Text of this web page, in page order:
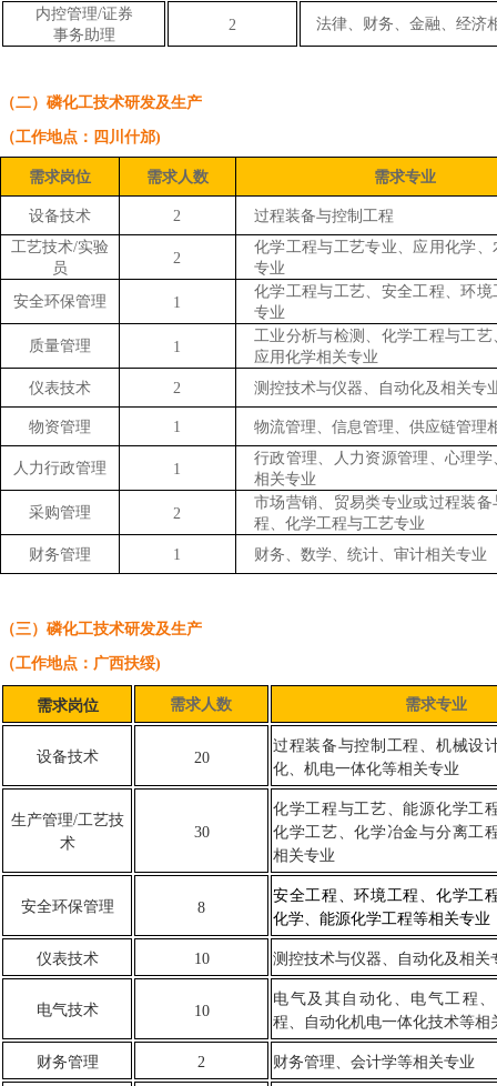
内控管理/证券
事务助理
2 法律、财务、金融、经济
（二）磷化工技术研发及生产
（工作地点：四川什邡)
需求岗位 需求人数 需求专业
设备技术 2
过程装备与控制工程
工艺技术/实验
员
2
化学工程与工艺专业、应用化学、
专业
安全环保管理
1
化学工程与工艺、安全工程、环境
专业
质量管理
1
工业分析与检测、化学工程与工艺
应用化学相关专业
仪表技术
2 测控技术与仪器、自动化及相关专
物资管理 1 物流管理、信息管理、供应链管理
人力行政管理 1
行政管理、人力资源管理、心理学
相关专业
采购管理
2
市场营销、贸易类专业或过程装备
程、化学工程与工艺专业
财务管理
1 财务、数学、统计、审计相关专业
（三）磷化工技术研发及生产
（工作地点：广西扶绥)
需求岗位 需求人数 需求专业
设备技术 20
过程装备与控制工程、机械设
化、机电一体化等相关专业
生产管理/工艺技
术
30
化学工程与工艺、能源化学工
化学工艺、化学冶金与分离工
相关专业
安全环保管理 8
安全工程、环境工程、化学工
化学、能源化学工程等相关专业
仪表技术 10 测控技术与仪器、自动化及相关
电气技术 10
电气及其自动化、电气工程
程、自动化机电一体化技术等相
财务管理 2 财务管理、会计学等相关专业